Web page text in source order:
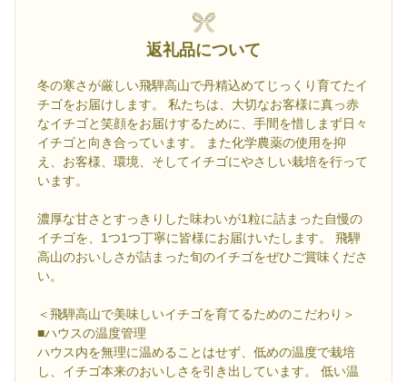
返礼品について
冬の寒さが厳しい飛騨高山で丹精込めてじっくり育てたイ
チゴをお届けします。 私たちは、大切なお客様に真っ赤
なイチゴと笑顔をお届けするために、手間を惜しまず日々
イチゴと向き合っています。 また化学農薬の使用を抑
え、お客様、環境、そしてイチゴにやさしい栽培を行って
います。
濃厚な甘さとすっきりした味わいが1粒に詰まった自慢の
イチゴを、1つ1つ丁寧に皆様にお届けいたします。 飛騨
高山のおいしさが詰まった旬のイチゴをぜひご賞味くださ
い。
＜飛騨高山で美味しいイチゴを育てるためのこだわり＞
■ハウスの温度管理
ハウス内を無理に温めることはせず、低めの温度で栽培
し、イチゴ本来のおいしさを引き出しています。 低い温